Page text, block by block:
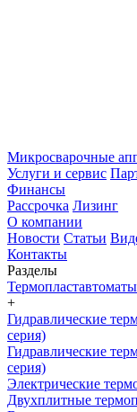
Микросварочные
Услуги и сервис
Финансы
Рассрочка Лизинг
О компании
Новости Статьи
Контакты
Разделы
Термопластавтоматы
+
Гидравлические
серия)
Гидравлические
серия)
Электрические
Двухплитные